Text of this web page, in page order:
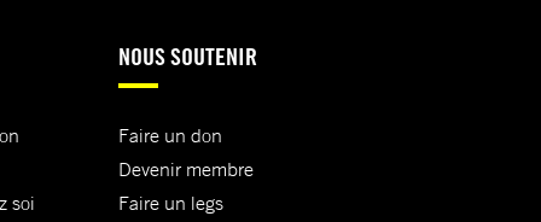
soi
NOUS SOUTENIR
Faire un don
Devenir membre
Faire un legs